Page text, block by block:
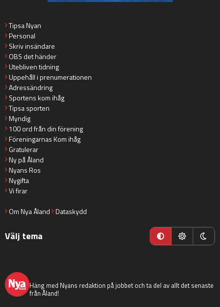
Tipsa Nyan
Personal
Skriv insändare
OBS det händer
Utebliven tidning
Uppehåll i prenumerationen
Adressändring
Sportens kom ihåg
Tipsa sporten
Myndig
100 ord från din förening
Föreningarnas Kom ihåg
Gratulerar
Ny på Åland
Nyans Ros
Nygifta
Vi firar
Om Nya Åland Dataskydd
Välj tema
Häng med Nyans redaktion på jobbet och ta del av allt det senaste
från Åland!